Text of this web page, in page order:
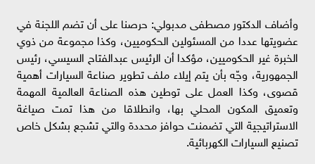
وأضاف الدكتور مصطفى مدبولي: حرصنا على أن تضم اللجنة في
عضويتها عددا من المسئولين الحكوميين، وكذا مجموعة من ذوي
الخبرة غير الحكوميين، مؤكدا أن الرئيس عبدالفتاح السيسي، رئيس
الجمهورية، وجّه بأن يتم إيلاء ملف تطوير صناعة السيارات أهمية
قصوى، وكذا العمل على توطين هذه الصناعة العالمية المهمة
وتعميق المكون المحلي بها، وانطلاقا من هذا تمت صياغة
الاستراتيجية التي تضمنت حوافز محددة والتي تشجع بشكل خاص
تصنيع السيارات الكهربائية.